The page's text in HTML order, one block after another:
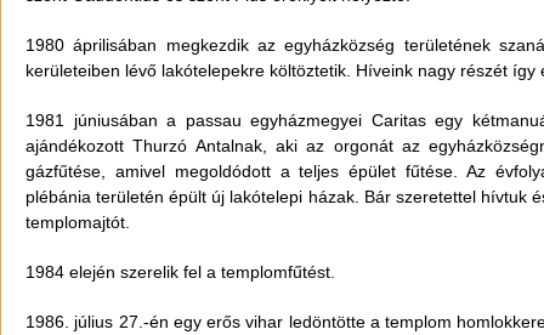
1980 áprilisában megkezdik az egyházközség területének
kerületeiben lévő lakótelepekre költöztetik. Híveink nagy részét így
1981 júniusában a passau egyházmegyei Caritas egy
ajándékozott Thurzó Antalnak, aki az orgonát az
gázfűtése, amivel megoldódott a teljes épület fűtése. Az
plébánia területén épült új lakótelepi házak. Bár szeretettel hívtuk
templomajtót.
1984 elején szerelik fel a templomfűtést.
1986. július 27.-én egy erős vihar ledöntötte a templom